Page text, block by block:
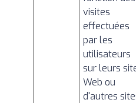
visites
effectuées
par les
utilisateurs
sur leurs
Web ou
d'autres